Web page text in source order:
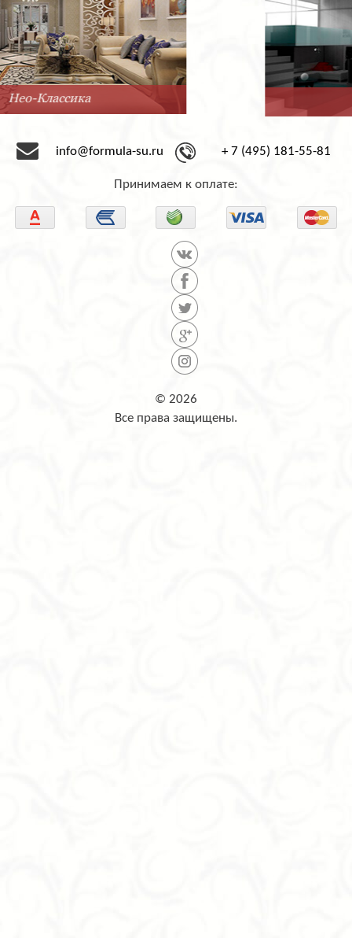
Минимализм
info@formula-su.ru + 7 (495) 181-55-81
Принимаем к оплате:
© 2026
Все права защищены.